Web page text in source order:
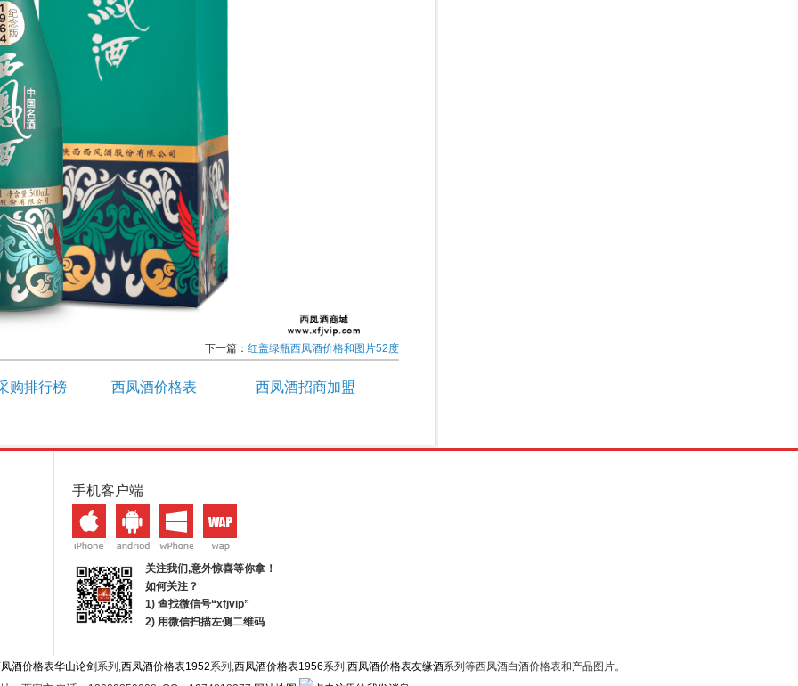
下一篇： 红盖绿瓶西凤酒价格和图片52度
购排行榜 西凤酒价格表 西凤酒招商加盟
手机客户端
关注我们,意外惊喜等你拿！
如何关注？
1) 查找微信号“xfjvip”
2) 用微信扫描左侧二维码
酒价格表华山论剑 系列,西凤酒价格表1952系列,西凤酒价格表1956系列,西凤酒价格表友缘酒系列等西凤酒白酒价格表和产品图片。